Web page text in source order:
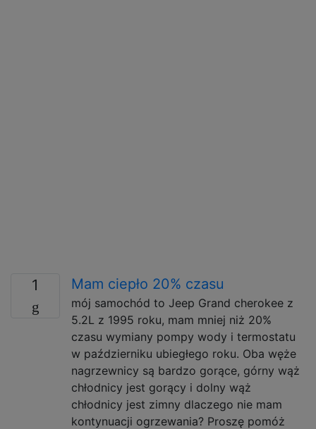
1 Mam ciepło 20% czasu
mój samochód to Jeep Grand cherokee z
5.2L z 1995 roku, mam mniej niż 20%
czasu wymiany pompy wody i termostatu
w październiku ubiegłego roku. Oba węże
nagrzewnicy są bardzo gorące, górny wąż
chłodnicy jest gorący i dolny wąż
chłodnicy jest zimny dlaczego nie mam
kontynuacji ogrzewania? Proszę pomóż